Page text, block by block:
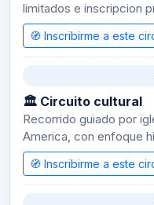
limitados e inscripcion
🧭 Inscribirme a este
🏛 Circuito cultural
Recorrido guiado por
America, con enfoque
🧭 Inscribirme a este